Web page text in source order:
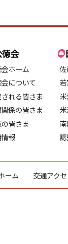
会
ホーム
について
れる皆さま
係の皆さま
皆さま
報
ーム 交通アク